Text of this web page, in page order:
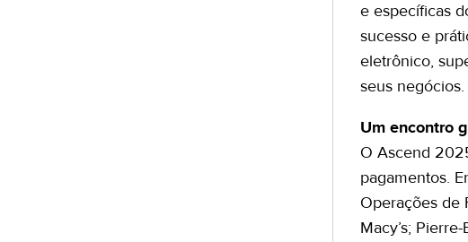
e específicas
sucesso e
eletrônico,
seus negócios.
Um encontro
O Ascend
pagamentos.
Operações de
Macy’s;